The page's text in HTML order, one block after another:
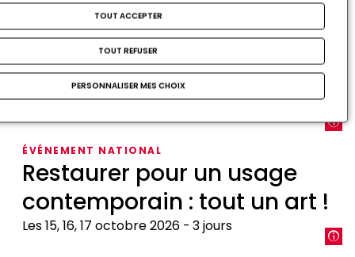
L’animal, objet du savoir
médiéval : encyclopédies,
livres de chasse, bestiaires
COLLOQUE
L’animal,
objet
du
savoir
médiéval
Restaurer pour un usage
contemporain : tout un art !
Les 15, 16, 17 octobre 2026 3 jours
ÉVÉNEMENT NATIONAL
TOUT ACCEPTER
TOUT REFUSER
PERSONNALISER MES CHOIX